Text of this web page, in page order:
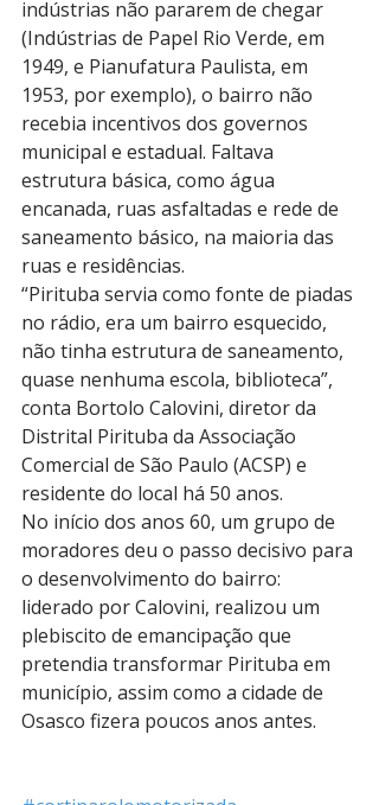
indústrias não pararem de chegar
(Indústrias de Papel Rio Verde, em
1949, e Pianufatura Paulista, em
1953, por exemplo), o bairro não
recebia incentivos dos governos
municipal e estadual. Faltava
estrutura básica, como água
encanada, ruas asfaltadas e rede de
saneamento básico, na maioria das
ruas e residências.
“Pirituba servia como fonte de piadas
no rádio, era um bairro esquecido,
não tinha estrutura de saneamento,
quase nenhuma escola, biblioteca”,
conta Bortolo Calovini, diretor da
Distrital Pirituba da Associação
Comercial de São Paulo (ACSP) e
residente do local há 50 anos.
No início dos anos 60, um grupo de
moradores deu o passo decisivo para
o desenvolvimento do bairro:
liderado por Calovini, realizou um
plebiscito de emancipação que
pretendia transformar Pirituba em
município, assim como a cidade de
Osasco fizera poucos anos antes.